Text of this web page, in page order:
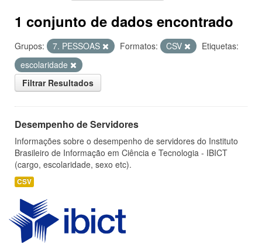
1 conjunto de dados encontrado
Grupos: 7. PESSOAS Formatos: CSV
Etiquetas:
escolaridade
Filtrar Resultados
Desempenho de Servidores
Informações sobre o desempenho de servidores do Instituto
Brasileiro de Informação em Ciência e Tecnologia - IBICT
(cargo, escolaridade, sexo etc).
CSV